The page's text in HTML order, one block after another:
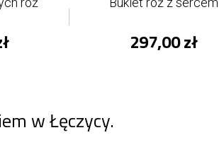
297,00 zł
w Łęczycy.